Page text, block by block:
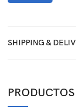
SHIPPING &